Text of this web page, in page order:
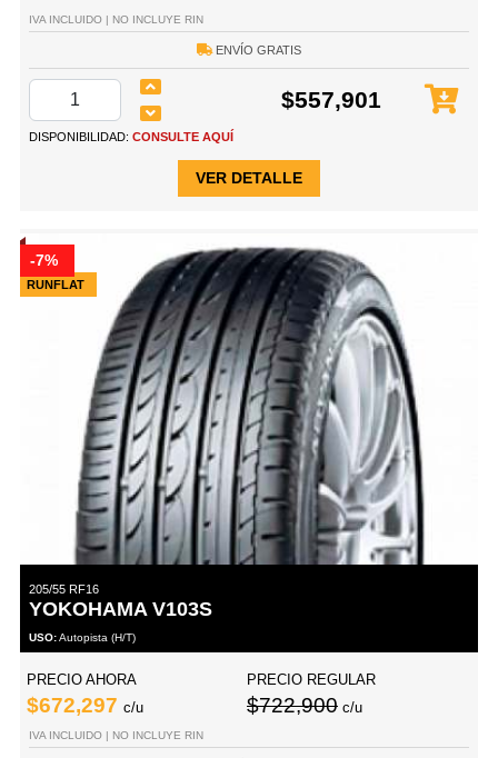
IVA INCLUIDO | NO INCLUYE RIN
ENVÍO GRATIS
$557,901
DISPONIBILIDAD: CONSULTE AQUÍ
VER DETALLE
RUNFLAT
-7%
205/55 RF16
YOKOHAMA V103S
USO:Autopista (H/T)
PRECIO AHORA
$672,297 c/u
PRECIO REGULAR
$722,900 c/u
IVA INCLUIDO | NO INCLUYE RIN